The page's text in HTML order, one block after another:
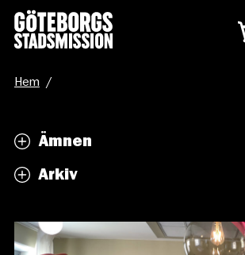
Hem /
Ämnen
Arkiv